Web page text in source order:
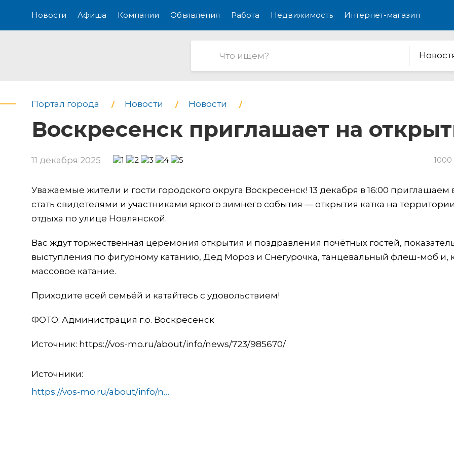
Новости Афиша Компании Объявления Работа Недвижимость Интернет-магазин
Портал города Новости Новости
Воскресенск приглашает на
11 декабря 2025 1000
Уважаемые жители и гости городского округа Воскресенск! 13 декабря в 16:00 приглашаем
стать свидетелями и участниками яркого зимнего события — открытия катка на
отдыха по улице Новлянской.
Вас ждут торжественная церемония открытия и поздравления почётных гостей,
выступления по фигурному катанию, Дед Мороз и Снегурочка, танцевальный флеш-моб и,
массовое катание.
Приходите всей семьёй и катайтесь с удовольствием!
ФОТО: Администрация г.о. Воскресенск
Источник: https://vos-mo.ru/about/info/news/723/985670/
Источники:
https://vos-mo.ru/about/info/news/723/985670/